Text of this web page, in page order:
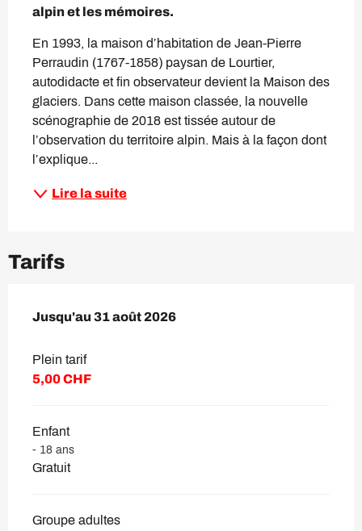
alpin et les mémoires.
En 1993, la maison d’habitation de Jean-Pierre
Perraudin (1767-1858) paysan de Lourtier,
autodidacte et fin observateur devient la Maison des
glaciers. Dans cette maison classée, la nouvelle
scénographie de 2018 est tissée autour de
l’observation du territoire alpin. Mais à la façon dont
l’explique...
Lire la suite
Tarifs
Du1 juillet 2026au31 août 2026
Jusqu'au 31 août 2026
Plein tarif
5,00 CHF
Enfant
- 18 ans
Gratuit
Groupe adultes